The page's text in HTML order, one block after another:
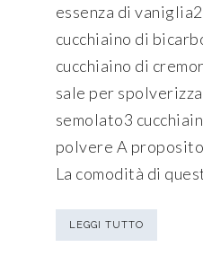
essenza di
cucchiaino di
cucchiaino di
sale per
semolato3
polvere A
La comodità di
LEGGI TUTTO